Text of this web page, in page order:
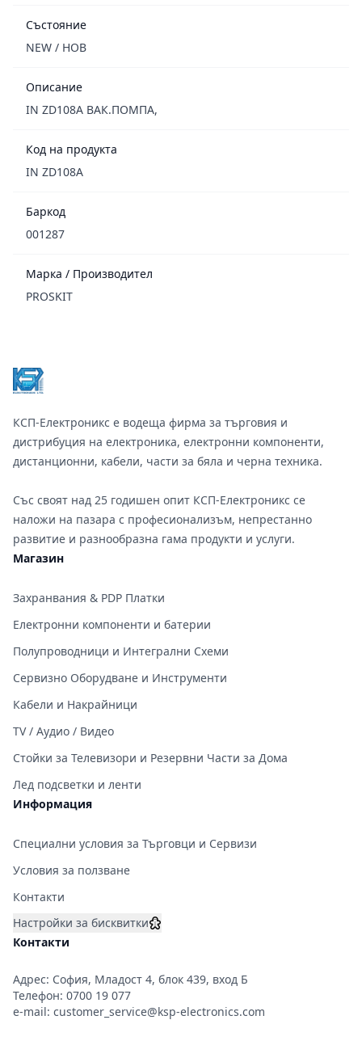
Състояние
NEW / НОВ
Описание
IN ZD108A ВАК.ПОМПА,
Код на продукта
IN ZD108A
Баркод
001287
Марка / Производител
PROSKIT
КСП-Електроникс е водеща фирма за търговия и
дистрибуция на електроника, електронни компоненти,
дистанционни, кабели, части за бяла и черна техника.
Със своят над 25 годишен опит КСП-Електроникс се
наложи на пазара с професионализъм, непрестанно
развитие и разнообразна гама продукти и услуги.
Магазин
Захранвания & PDP Платки
Електронни компоненти и батерии
Полупроводници и Интегрални Схеми
Сервизно Оборудване и Инструменти
Кабели и Накрайници
TV / Аудио / Видео
Стойки за Телевизори и Резервни Части за Дома
Лед подсветки и ленти
Информация
Специални условия за Търговци и Сервизи
Условия за ползване
Контакти
Настройки за бисквитки
Контакти
Адрес: София, Младост 4, блок 439, вход Б
Телефон: 0700 19 077
e-mail: customer_service@ksp-electronics.com